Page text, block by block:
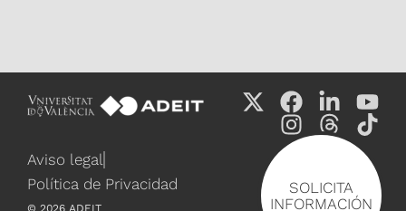
SOLICITA
INFORMACIÓN
Aviso legal
Política de Privacidad
© 2026 ADEIT